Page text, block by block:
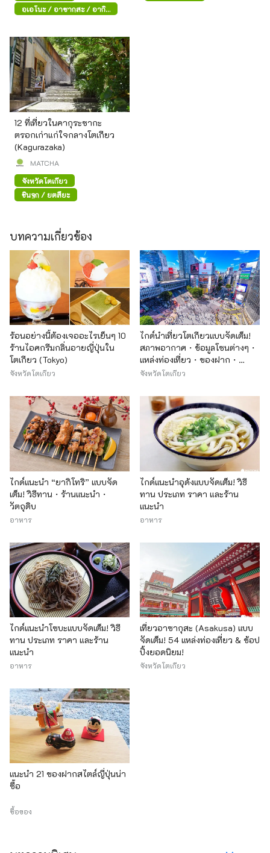
อุเอโนะ / อาซากุสะ / อากิ
ฮาบาระ
12 ที่เที่ยวในคากุระซากะ
ตรอกเก่าแก่ใจกลางโตเกียว
(Kagurazaka)
MATCHA
จังหวัดโตเกียว
ชินจูกุ / ยตสึยะ
บทความเกี่ยวข้อง
ร้อนอย่างนี้ต้องเจออะไรเย็นๆ 10
ร้านไอศกรีมกลิ่นอายญี่ปุ่นใน
โตเกียว (Tokyo)
จังหวัดโตเกียว
ไกด์นำเที่ยวโตเกียวแบบจัดเต็ม!
สภาพอากาศ・ข้อมูลโซนต่างๆ・
แหล่งท่องเที่ยว・ของฝาก・
โรงแรมที่พัก
จังหวัดโตเกียว
ไกด์แนะนำ “ยากิโทริ” แบบจัด
เต็ม! วิธีทาน・ร้านแนะนำ・
วัตถุดิบ
อาหาร
ไกด์แนะนำอุด้งแบบจัดเต็ม! วิธี
ทาน ประเภท ราคา และร้าน
แนะนำ
อาหาร
ไกด์แนะนำโซบะแบบจัดเต็ม! วิธี
ทาน ประเภท ราคา และร้าน
แนะนำ
อาหาร
เที่ยวอาซากุสะ (Asakusa) แบบ
จัดเต็ม! 54 แหล่งท่องเที่ยว & ช้อป
ปิ้งยอดนิยม!
จังหวัดโตเกียว
แนะนำ 21 ของฝากสไตล์ญี่ปุ่นน่า
ซื้อ
ซื้อของ